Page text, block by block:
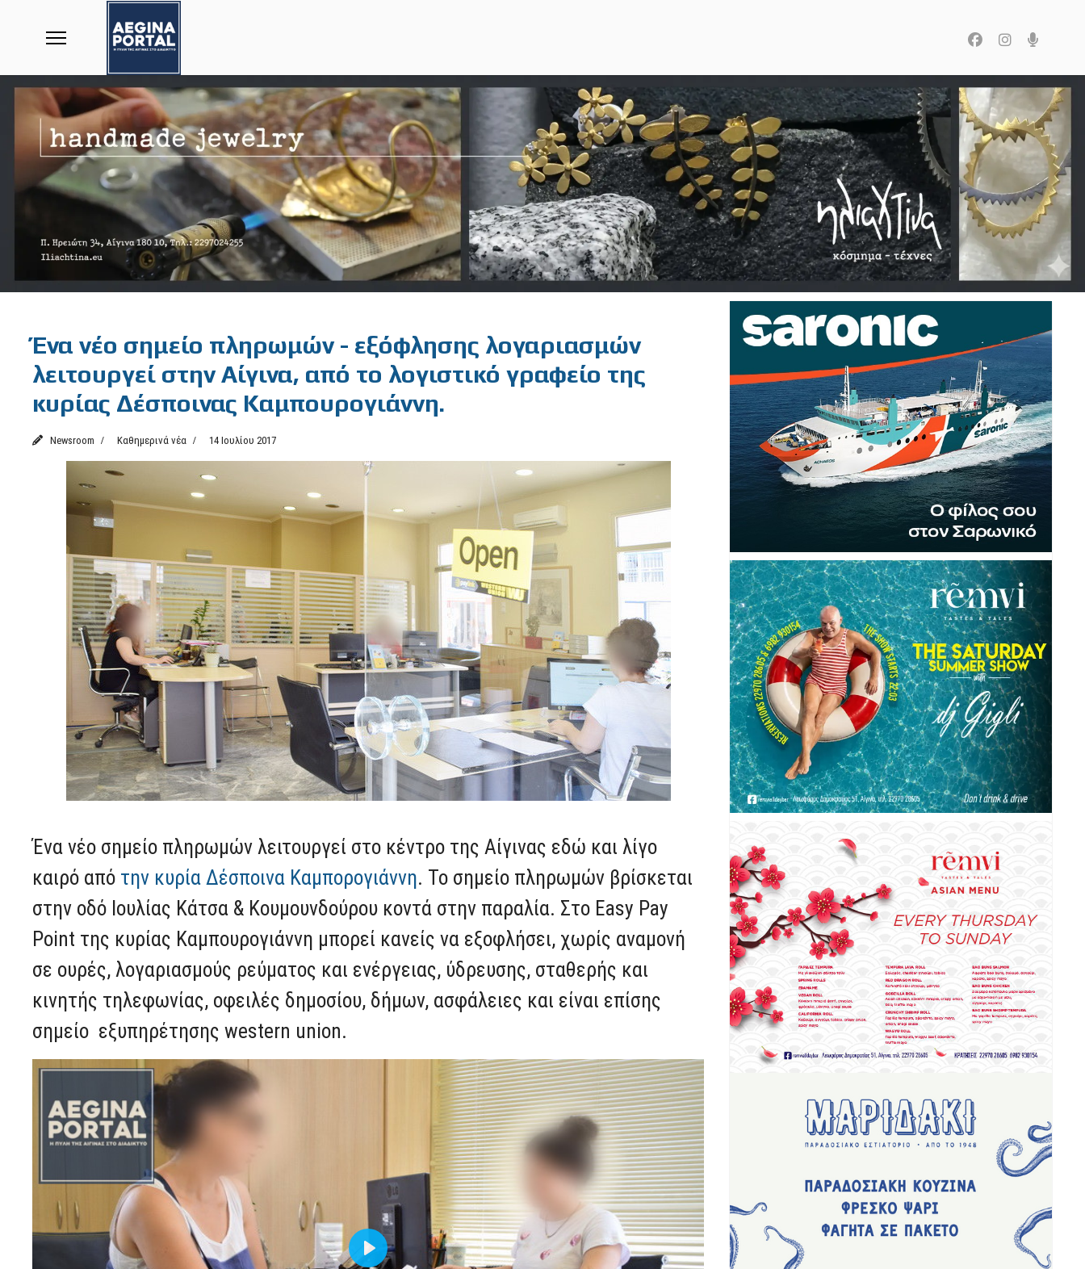
Ένα νέο σημείο πληρωμών - εξόφλησης λογαριασμών
λειτουργεί στην Αίγινα, από το λογιστικό γραφείο της
κυρίας Δέσποινας Καμπουρογιάννη.
Newsroom Καθημερινά νέα 14 Ιουλίου 2017
Ένα νέο σημείο πληρωμών λειτουργεί στο κέντρο της Αίγινας εδώ και λίγο
καιρό από την κυρία Δέσποινα Καμπορογιάννη. Το σημείο πληρωμών βρίσκεται
στην οδό Ιουλίας Κάτσα & Κουμουνδούρου κοντά στην παραλία. Στο Easy Pay
Point της κυρίας Καμπουρογιάννη μπορεί κανείς να εξοφλήσει, χωρίς αναμονή
σε ουρές, λογαριασμούς ρεύματος και ενέργειας, ύδρευσης, σταθερής και
κινητής τηλεφωνίας, οφειλές δημοσίου, δήμων, ασφάλειες και είναι επίσης
σημείο εξυπηρέτησης western union.